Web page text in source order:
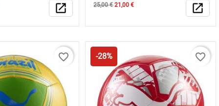
open_in_new
Κανονική
25,00 €Τιμή
21,00 € open_in_new
favorite_border -28% favorite_border